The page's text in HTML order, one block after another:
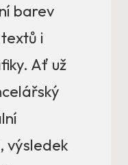
barev
i
Ať už
výsledek